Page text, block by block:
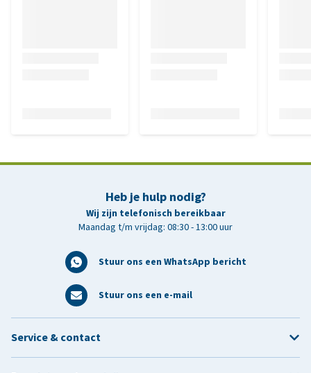
Heb je hulp nodig?
Wij zijn telefonisch bereikbaar
Maandag t/m vrijdag: 08:30 - 13:00 uur
Stuur ons een WhatsApp bericht
Stuur ons een e-mail
Service & contact